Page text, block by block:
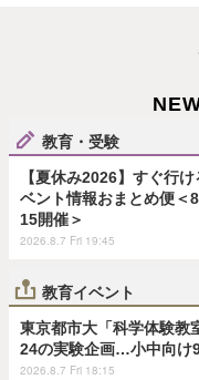
教育・受験
【夏休み2026】すぐ行け
ベント情報おまとめ便＜
15開催＞
2026.8.7 Fri 19:45
教育イベント
東京都市大「科学体験教
24の実験企画…小中向け
2026.8.7 Fri 18:15